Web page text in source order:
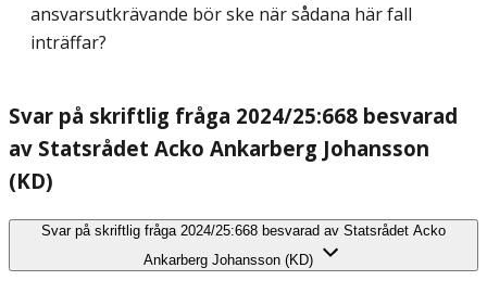
ansvarsutkrävande bör ske när sådana här fall
inträffar?
Svar på skriftlig fråga 2024/25:668 besvarad
av Statsrådet Acko Ankarberg Johansson
(KD)
Svar på skriftlig fråga 2024/25:668 besvarad av Statsrådet Acko
Ankarberg Johansson (KD)